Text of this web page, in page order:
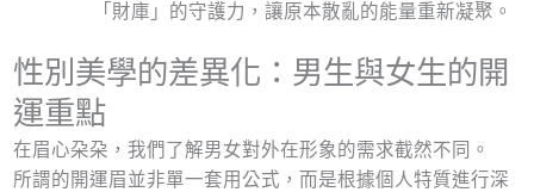
「財庫」的守護力，讓原本散亂的能量重新凝聚。
性別美學的差異化：男生與女生的開
運重點
在眉心朶朶，我們了解男女對外在形象的需求截然不同。
所謂的開運眉並非單一套用公式，而是根據個人特質進行深